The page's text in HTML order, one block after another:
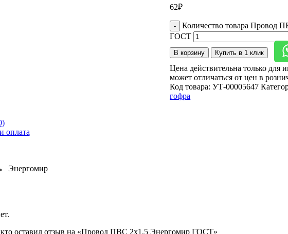
62₽
Количество товара Провод
ГОСТ
В корзину Купить в 1 клик
Цена действительна только для
может отличаться от цен в
Код товара:УТ-00005647
гофра
оплата
Энергомир
кто оставил отзыв на «Провод ПВС 2х1,5 Энергомир ГОСТ»